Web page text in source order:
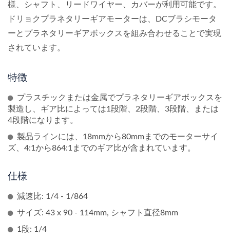
様、シャフト、リードワイヤー、カバーが利用可能です。
ドリョクプラネタリーギアモーターは、DCブラシモータ
ーとプラネタリーギアボックスを組み合わせることで実現
されています。
特徴
プラスチックまたは金属でプラネタリーギアボックスを
製造し、ギア比によっては1段階、2段階、3段階、または
4段階になります。
製品ラインには、18mmから80mmまでのモーターサイ
ズ、4:1から864:1までのギア比が含まれています。
仕様
減速比: 1/4 - 1/864
サイズ: 43 x 90 - 114mm, シャフト直径8mm
1段: 1/4